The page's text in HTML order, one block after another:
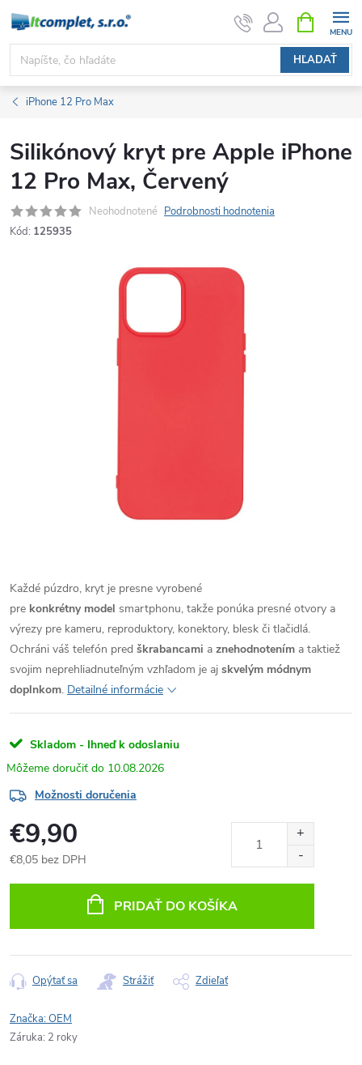
Prejsť
obsah
HĽADAŤ
KOŠÍK
iPhone 12 Pro Max
Silikónový kryt pre Apple iPhone
12 Pro Max, Červený
Neohodnotené Podrobnosti hodnotenia
Kód: 125935
Každé púzdro, kryt je presne vyrobené
pre konkrétny model smartphonu, takže ponúka presné otvory a
výrezy pre kameru, reproduktory, konektory, blesk či tlačidlá.
Ochráni váš telefón pred škrabancami a znehodnotením a taktiež
svojim neprehliadnuteľným vzhľadom je aj skvelým módnym
doplnkom. Detailné informácie
Skladom - Ihneď k odoslaniu
10.08.2026
Možnosti doručenia
€9,90
€8,05 bez DPH
PRIDAŤ DO KOŠÍKA
Opýtať sa Strážiť Zdieľať
Značka:OEM
Záruka: 2 roky